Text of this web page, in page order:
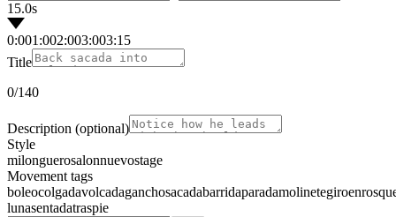
15.0s
0:001:002:003:003:15
Title
0/140
Description (optional)
Style
milonguerosalonnuevostage
Movement tags
boleocolgadavolcadaganchosacadabarridaparadamolinetegiro
lunasentadatraspie